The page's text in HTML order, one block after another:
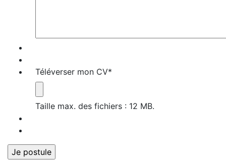
Téléverser mon CV*
Taille max. des fichiers : 12 MB.